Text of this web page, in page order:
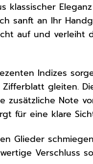
klassischer
sanft an Ihr
auf und verleiht
Indizes
gleiten.
Note
für eine klare
Glieder
Verschluss